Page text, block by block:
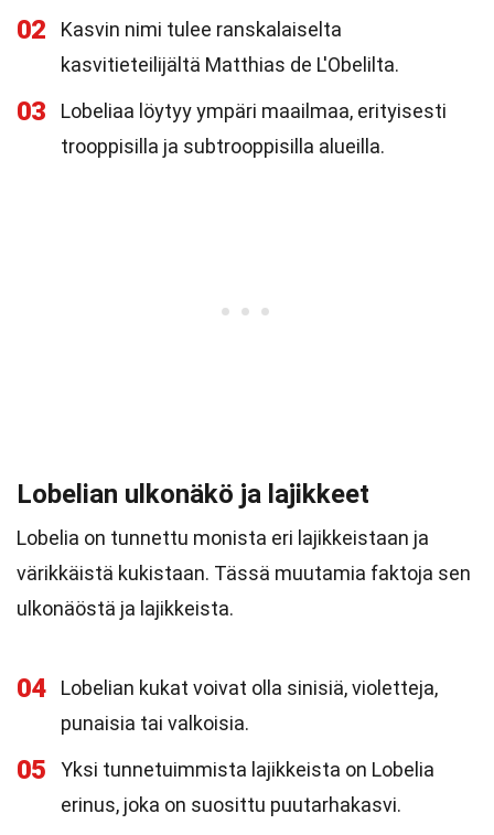
02
Kasvin nimi tulee ranskalaiselta
kasvitieteilijältä Matthias de L'Obelilta.
03
Lobeliaa löytyy ympäri maailmaa, erityisesti
trooppisilla ja subtrooppisilla alueilla.
Lobelian ulkonäkö ja lajikkeet
Lobelia on tunnettu monista eri lajikkeistaan ja
värikkäistä kukistaan. Tässä muutamia faktoja sen
ulkonäöstä ja lajikkeista.
04
Lobelian kukat voivat olla sinisiä, violetteja,
punaisia tai valkoisia.
05
Yksi tunnetuimmista lajikkeista on Lobelia
erinus, joka on suosittu puutarhakasvi.